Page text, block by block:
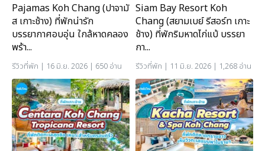
Pajamas Koh Chang (ปาจามั
ส เกาะช้าง) ที่พักน่ารัก
บรรยากาศอบอุ่น ใกล้หาดคลอง
พร้า...
รีวิวที่พัก | 16 มิ.ย. 2026 | 650 อ่าน
Siam Bay Resort Koh
Chang (สยามเบย์ รีสอร์ท เกาะ
ช้าง) ที่พักริมหาดไก่แบ้ บรรยา
กา...
รีวิวที่พัก | 11 มิ.ย. 2026 | 1,268 อ่าน